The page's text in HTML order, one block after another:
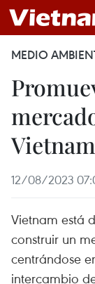
MEDIO
Vietnam
12/08/2023
Vietnam está
construir un
centrándose
intercambio